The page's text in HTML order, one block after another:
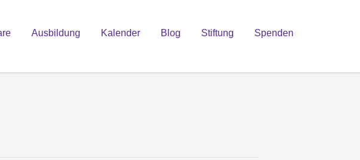
Ausbildung Kalender Blog Stiftung Spenden